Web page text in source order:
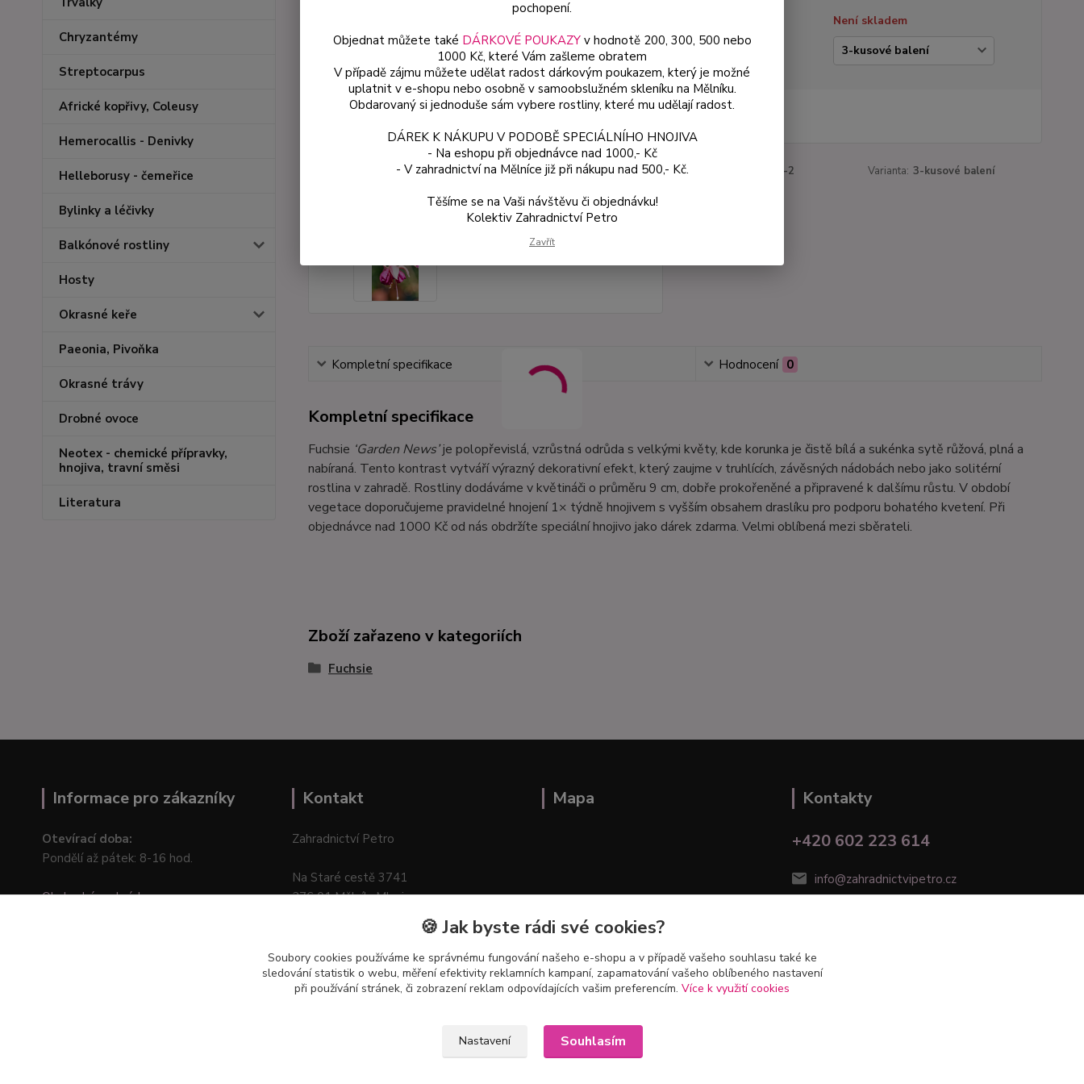
Chryzantémy
Streptocarpus
Africké kopřivy, Coleusy
Hemerocallis - Denivky
Helleborusy - čemeřice
Bylinky a léčivky
Balkónové rostliny
Hosty
Okrasné keře
Paeonia, Pivoňka
Okrasné trávy
Drobné ovoce
Neotex - chemické přípravky,
hnojiva, travní směsi
Literatura
Není skladem
54 Kč
Číslo produktu: 532-2 Varianta: 3-kusové balení
Kompletní specifikace Hodnocení 0
Kompletní specifikace
Fuchsie ‘Garden News’je polopřevislá, vzrůstná odrůda s velkými květy, kde korunka je čistě bílá a sukénka sytě růžová, plná a
nabíraná. Tento kontrast vytváří výrazný dekorativní efekt, který zaujme v truhlících, závěsných nádobách nebo jako solitérní
rostlina v zahradě. Rostliny dodáváme v květináči o průměru 9 cm, dobře prokořeněné a připravené k dalšímu růstu. V období
vegetace doporučujeme pravidelné hnojení 1× týdně hnojivem s vyšším obsahem draslíku pro podporu bohatého kvetení. Při
objednávce nad 1000 Kč od nás obdržíte speciální hnojivo jako dárek zdarma. Velmi oblíbená mezi sběrateli.
Zboží zařazeno v kategoriích
Fuchsie
Informace pro zákazníky
Otevírací doba:
Pondělí až pátek: 8-16 hod.
Obchodní podmínky
Kontakt
Zahradnictví Petro
Na Staré cestě 3741
276 01 Mělník–Mlazice
Mapa
Kontakty
+420 602 223 614
info@zahradnictvipetro.cz
pochopení.
Objednat můžete také DÁRKOVÉ POUKAZYv hodnotě 200, 300, 500 nebo
1000 Kč, které Vám zašleme obratem
V případě zájmu můžete udělat radost dárkovým poukazem, který je možné
uplatnit v e-shopu nebo osobně v samoobslužném skleníku na Mělníku.
Obdarovaný si jednoduše sám vybere rostliny, které mu udělají radost.
DÁREK K NÁKUPU V PODOBĚ SPECIÁLNÍHO HNOJIVA
- Na eshopu při objednávce nad 1000,- Kč
- V zahradnictví na Mělníce již při nákupu nad 500,- Kč.
Těšíme se na Vaši návštěvu či objednávku!
Kolektiv Zahradnictví Petro
Zavřít
🍪 Jak byste rádi své cookies?
Soubory cookies používáme ke správnému fungování našeho e-shopu a v případě vašeho souhlasu také ke
sledování statistik o webu, měření efektivity reklamních kampaní, zapamatování vašeho oblíbeného nastavení
při používání stránek, či zobrazení reklam odpovídajících vašim preferencím. Více k využití cookies
Nastavení Souhlasím